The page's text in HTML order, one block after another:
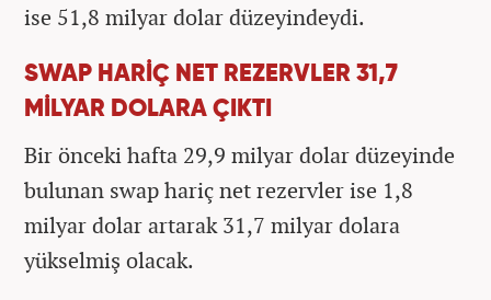
ise 51,8 milyar dolar düzeyindeydi.
SWAP HARİÇ NET REZERVLER 31,7
MİLYAR DOLARA ÇIKTI
Bir önceki hafta 29,9 milyar dolar düzeyinde
bulunan swap hariç net rezervler ise 1,8
milyar dolar artarak 31,7 milyar dolara
yükselmiş olacak.